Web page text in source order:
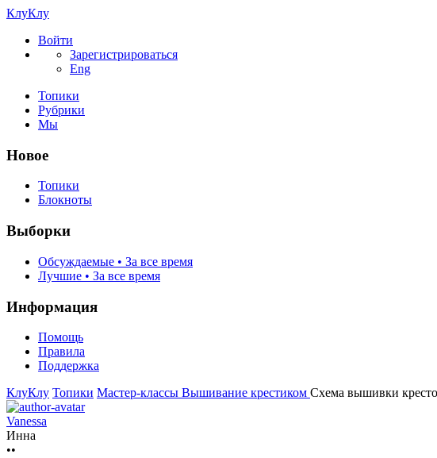
КлуКлу
Войти
Зарегистрироваться
Eng
Топики
Рубрики
Мы
Новое
Топики
Блокноты
Выборки
Обсуждаемые • За все время
Лучшие • За все время
Информация
Помощь
Правила
Поддержка
КлуКлу Топики Мастер-классы Вышивание крестиком Схема вышивки
Vanessa
Инна
••